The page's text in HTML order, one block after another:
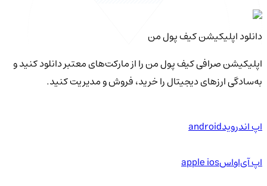
دانلود اپلیکیشن کیف‌ پول من
اپلیکیشن صرافی کیف پول من را از مارکت‌های معتبر دانلود کنید و
به‌سادگی ارزهای دیجیتال را خرید، فروش و مدیریت کنید.
اپ اندرویدandroid
اپ آی‌او‌اسapple ios